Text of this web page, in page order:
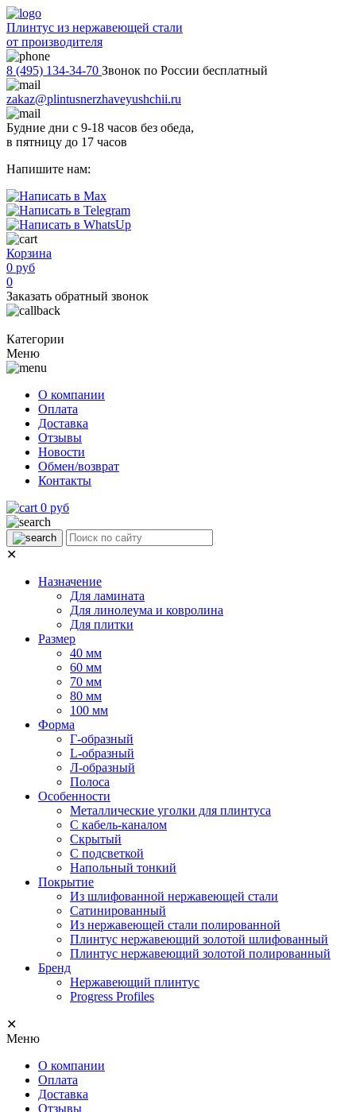
Плинтус из нержавеющей стали
от производителя
8 (495) 134-34-70 Звонок по России бесплатный
zakaz@plintusnerzhaveyushchii.ru
Будние дни с 9-18 часов без обеда,
в пятницу до 17 часов
Напишите нам:
Корзина
0 руб
0
Заказать обратный звонок
Категории
Меню
О компании
Оплата
Доставка
Отзывы
Новости
Обмен/возврат
Контакты
0 руб
✕
Назначение
Для ламината
Для линолеума и ковролина
Для плитки
Размер
40 мм
60 мм
70 мм
80 мм
100 мм
Форма
Г-образный
L-образный
Л-образный
Полоса
Особенности
Металлические уголки для плинтуса
С кабель-каналом
Скрытый
С подсветкой
Напольный тонкий
Покрытие
Из шлифованной нержавеющей стали
Сатинированный
Из нержавеющей стали полированной
Плинтус нержавеющий золотой шлифованный
Плинтус нержавеющий золотой полированный
Бренд
Нержавеющий плинтус
Progress Profiles
✕
Меню
О компании
Оплата
Доставка
Отзывы